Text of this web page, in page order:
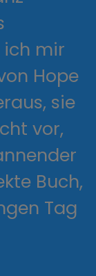
mir
Hope
sie
vor,
Buch,
Tag